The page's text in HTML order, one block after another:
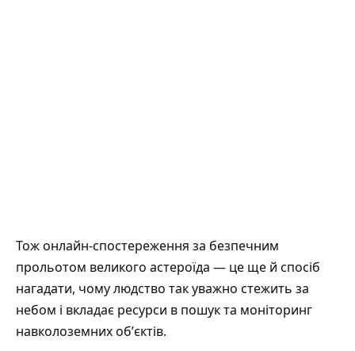
Тож онлайн-спостереження за безпечним
прольотом великого астероїда — це ще й спосіб
нагадати, чому людство так уважно стежить за
небом і вкладає ресурси в пошук та моніторинг
навколоземних обʼєктів.